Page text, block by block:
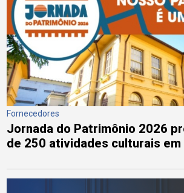
Fornecedores
Jornada do Patrimônio 2026
de 250 atividades culturais